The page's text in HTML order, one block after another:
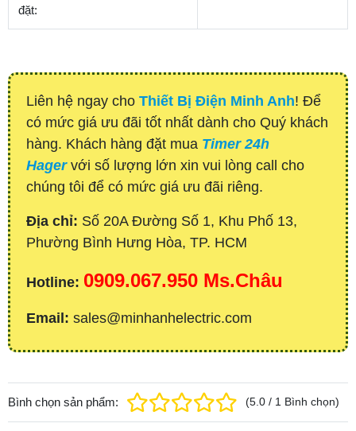
đặt:
Liên hệ ngay cho Thiết Bị Điện Minh Anh! Để
có mức giá ưu đãi tốt nhất dành cho Quý khách
hàng. Khách hàng đặt mua Timer 24h
Hagervới số lượng lớn xin vui lòng call cho
chúng tôi để có mức giá ưu đãi riêng.
Địa chỉ: Số 20A Đường Số 1, Khu Phố 13,
Phường Bình Hưng Hòa, TP. HCM
Hotline: 0909.067.950 Ms.Châu
Email: sales@minhanhelectric.com
Bình chọn sản phẩm: (5.0 / 1 Bình chọn)